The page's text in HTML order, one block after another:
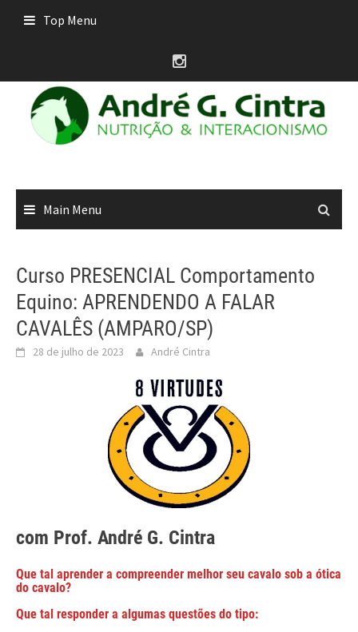
Top Menu
Main Menu
Curso PRESENCIAL Comportamento
Equino: APRENDENDO A FALAR
CAVALÊS (AMPARO/SP)
28 de julho de 2023 André Cintra
com Prof. André G. Cintra
Que tal aprender a compreender melhor seu cavalo sob a ótica
do cavalo?
Que tal responder a algumas questões do tipo: